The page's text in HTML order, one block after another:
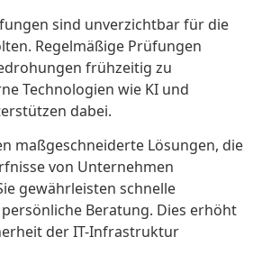
sind unverzichtbar für die
Regelmäßige Prüfungen
frühzeitig zu
Technologien wie KI und
dabei.
maßgeschneiderte Lösungen, die
von Unternehmen
gewährleisten schnelle
Beratung. Dies erhöht
der IT-Infrastruktur